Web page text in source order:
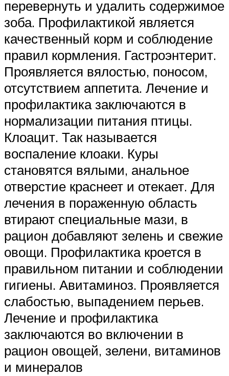
перевернуть и удалить содержимое
зоба. Профилактикой является
качественный корм и соблюдение
правил кормления. Гастроэнтерит.
Проявляется вялостью, поносом,
отсутствием аппетита. Лечение и
профилактика заключаются в
нормализации питания птицы.
Клоацит. Так называется
воспаление клоаки. Куры
становятся вялыми, анальное
отверстие краснеет и отекает. Для
лечения в пораженную область
втирают специальные мази, в
рацион добавляют зелень и свежие
овощи. Профилактика кроется в
правильном питании и соблюдении
гигиены. Авитаминоз. Проявляется
слабостью, выпадением перьев.
Лечение и профилактика
заключаются во включении в
рацион овощей, зелени, витаминов
и минералов